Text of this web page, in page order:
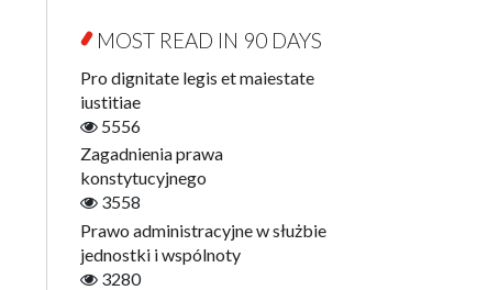
Other
Open Access
Contemporary Asian Studies
Series
Digitisation
Education for Wisdom
Economics
Film! Scholars
Finance
Gerontology
Interdisciplinary Urban Studies
MOST READ IN 90 DAYS
Pro dignitate legis et maiestate
iustitiae
5556
Zagadnienia prawa
konstytucyjnego
3558
Prawo administracyjne w służbie
jednostki i wspólnoty
3280